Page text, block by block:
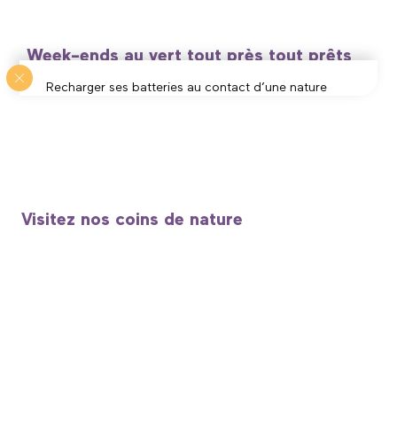
Week-ends au vert tout près tout prêts
Recharger ses batteries au contact d’une nature
excellent anti stress donc !
Visitez nos coins de nature